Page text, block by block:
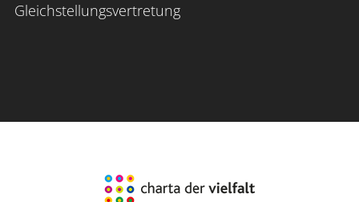
Gleichstellungsvertretung